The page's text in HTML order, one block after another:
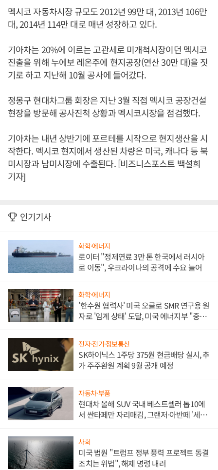
멕시코 자동차시장 규모도 2012년 99만 대, 2013년 106만
대, 2014년 114만 대로 매년 성장하고 있다.
기아차는 20%에 이르는 고관세로 미개척시장이던 멕시코
진출을 위해 누에보 레온주에 현지공장(연산 30만 대)을 짓
기로 하고 지난해 10월 공사에 들어갔다.
정몽구 현대차그룹 회장은 지난 3월 직접 멕시코 공장건설
현장을 방문해 공사진척 상황과 멕시코시장을 점검했다.
기아차는 내년 상반기에 포르테를 시작으로 현지생산을 시
작한다. 멕시코 현지에서 생산된 차량은 미국, 캐나다 등 북
미시장과 남미시장에 수출된다. [비즈니스포스트 백설희
기자]
인기기사
화학·에너지
로이터 "정제연료 3만 톤 한국에서 러시아
로 이동", 우크라이나의 공격에 수요 늘어
화학·에너지
'한수원 협력사' 미국 오클로 SMR 연구용 원
자로 '임계 상태' 도달, 미국 에너지부 "중요
전자·전기·정보통신
SK하이닉스 1주당 375원 현금배당 실시, 추
가 주주환원 계획 9월 공개 예정
자동차·부품
현대차 올해 SUV 국내 베스트셀러 톱10에
서 싼타페만 자리매김, 그랜저·아반떼 '세단
사회
미국 법원 "트럼프 정부 풍력 프로젝트 동결
조치는 위법", 해제 명령 내려